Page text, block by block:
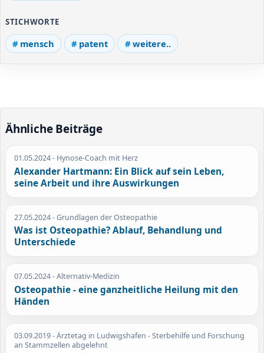
STICHWORTE
mensch patent weitere..
Ähnliche Beiträge
01.05.2024- Hynose-Coach mit Herz
Alexander Hartmann: Ein Blick auf sein Leben,
seine Arbeit und ihre Auswirkungen
27.05.2024- Grundlagen der Osteopathie
Was ist Osteopathie? Ablauf, Behandlung und
Unterschiede
07.05.2024- Alternativ-Medizin
Osteopathie - eine ganzheitliche Heilung mit den
Händen
03.09.2019- Ärztetag in Ludwigshafen - Sterbehilfe und Forschung
an Stammzellen abgelehnt